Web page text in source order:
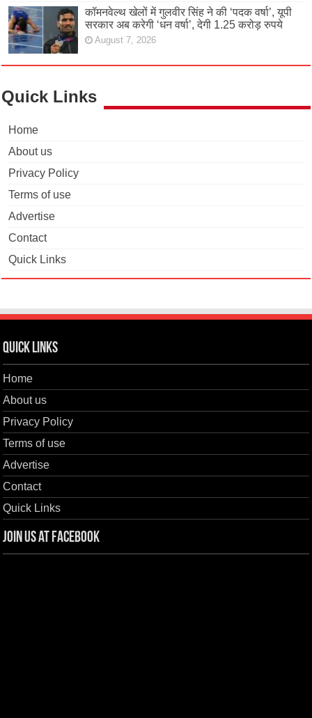
कॉमनवेल्थ खेलों में गुलवीर सिंह ने की ‘पदक वर्षा’, यूपी
सरकार अब करेगी ‘धन वर्षा’, देगी 1.25 करोड़ रुपये
August 7, 2026
Quick Links
Home
About us
Privacy Policy
Terms of use
Advertise
Contact
Quick Links
Quick Links
Home
About us
Privacy Policy
Terms of use
Advertise
Contact
Quick Links
Join us at Facebook